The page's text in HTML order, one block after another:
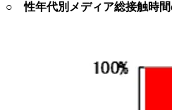
○ 性年代別メディア総接触時間